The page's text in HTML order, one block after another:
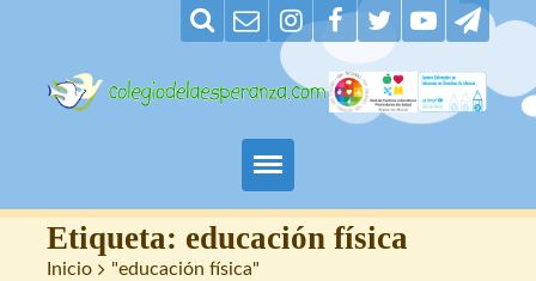
Padres
Etiqueta: educación física
Inicio > "educación física"